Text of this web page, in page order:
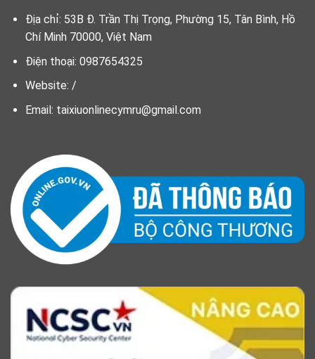
Địa chỉ: 53B Đ. Trần Thị Trọng, Phường 15, Tân Bình, Hồ
Chí Minh 70000, Việt Nam
Điện thoại: 0987654325
Website: /
Email: taixiuonlinecymru@gmail.com